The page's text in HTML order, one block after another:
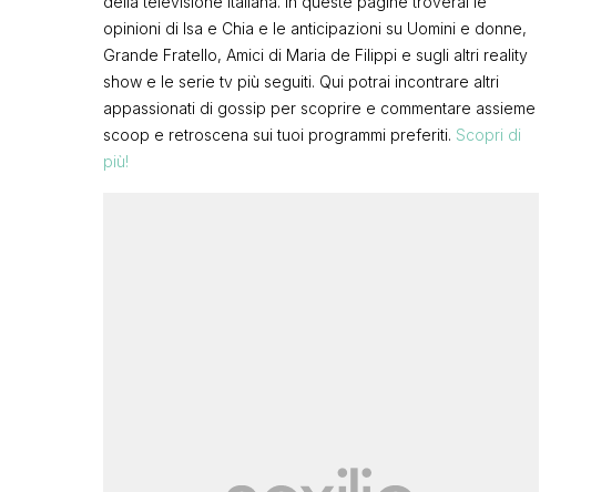
opinioni di Isa e Chia e le anticipazioni su Uomini e donne,
Grande Fratello, Amici di Maria de Filippi e sugli altri reality
show e le serie tv più seguiti. Qui potrai incontrare altri
appassionati di gossip per scoprire e commentare assieme
scoop e retroscena sui tuoi programmi preferiti. Scopri di
più!